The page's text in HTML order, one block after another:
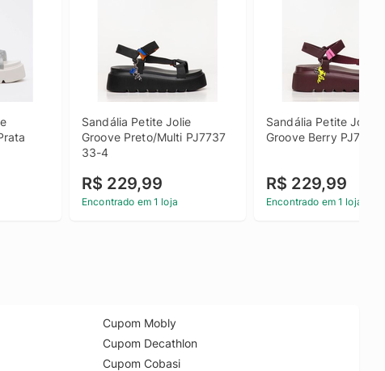
Sandália Petite Jolie
Groove Preto/Multi PJ7737
33-4
R$ 229,99
Encontrado em 1 loja
Sandália Petite Jolie
Groove Berry
R$ 229,99
Encontrado em 1 loja
Cupom Mobly
Cupom Decathlon
Cupom Cobasi